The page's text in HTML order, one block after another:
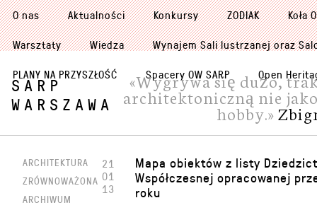
O nas Aktualności Konkursy ZODIAK Koła
Warsztaty Wiedza Wynajem Sali lustrzanej oraz
PLANY NA PRZYSZŁOŚĆ Spacery OW SARP Open
SARP
WARSZAWA
«Wygrywa się dużo,
architektoniczną nie
hobby.»
Mapa obiektów z listy
Współczesnej opracowanej
roku
21
01
13
ARCHITEKTURA
ZRÓWNOWAŻONA
ARCHIWUM